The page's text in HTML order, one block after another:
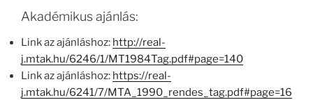
Akadémikus ajánlás:
Link az ajánláshoz: http://real-
j.mtak.hu/6246/1/MT1984Tag.pdf#page=140
Link az ajánláshoz: https://real-
j.mtak.hu/6241/7/MTA_1990_rendes_tag.pdf#page=16